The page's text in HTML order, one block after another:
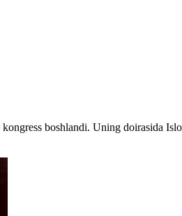
boshlandi. Uning doirasida